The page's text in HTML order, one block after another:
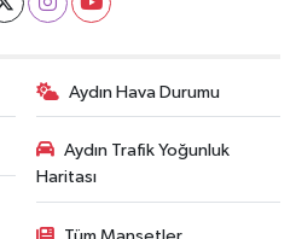
Aydın Hava Durumu
Aydın Trafik Yoğunluk
Haritası
Tüm Manşetler